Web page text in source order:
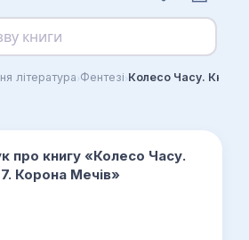
книги
література›Фентезі›
про книгу «Колесо Часу.
Корона Мечів»